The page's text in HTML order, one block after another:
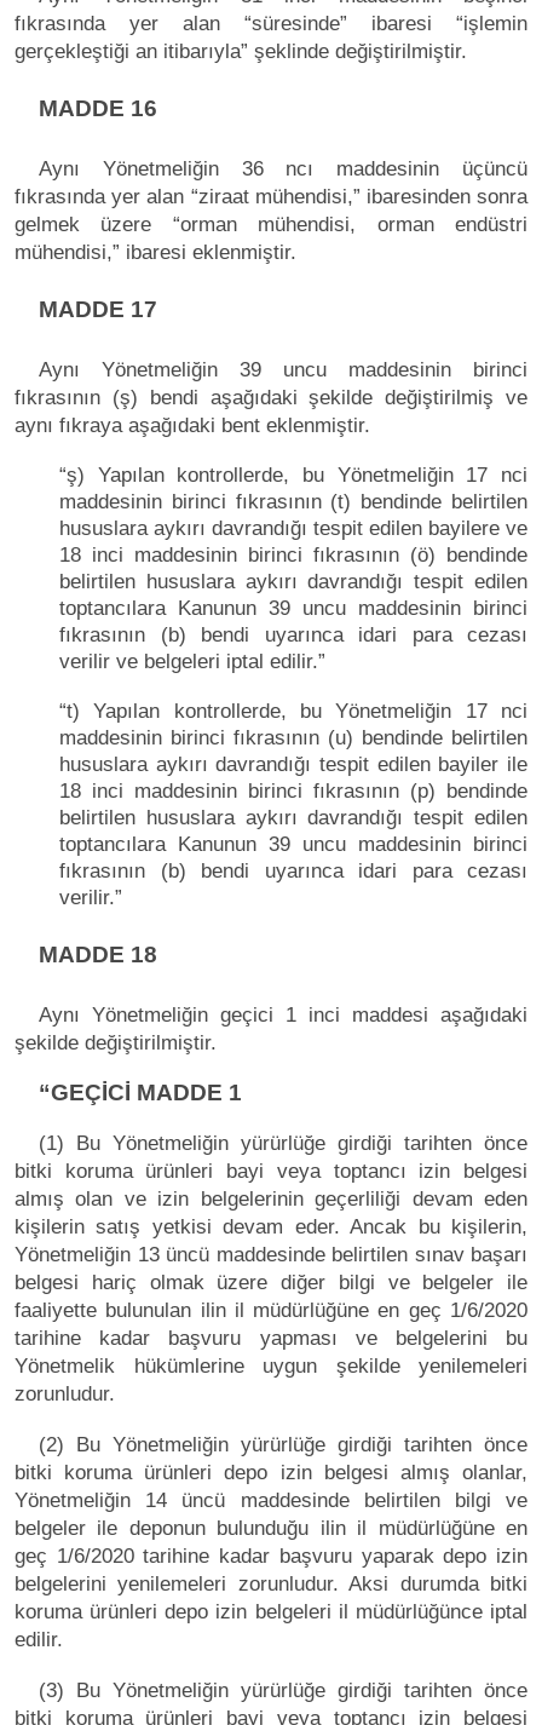
fıkrasında yer alan “süresinde” ibaresi “işlemin
gerçekleştiği an itibarıyla” şeklinde değiştirilmiştir.
MADDE 16
Aynı Yönetmeliğin 36 ncı maddesinin üçüncü
fıkrasında yer alan “ziraat mühendisi,” ibaresinden sonra
gelmek üzere “orman mühendisi, orman endüstri
mühendisi,” ibaresi eklenmiştir.
MADDE 17
Aynı Yönetmeliğin 39 uncu maddesinin birinci
fıkrasının (ş) bendi aşağıdaki şekilde değiştirilmiş ve
aynı fıkraya aşağıdaki bent eklenmiştir.
“ş) Yapılan kontrollerde, bu Yönetmeliğin 17 nci
maddesinin birinci fıkrasının (t) bendinde belirtilen
hususlara aykırı davrandığı tespit edilen bayilere ve
18 inci maddesinin birinci fıkrasının (ö) bendinde
belirtilen hususlara aykırı davrandığı tespit edilen
toptancılara Kanunun 39 uncu maddesinin birinci
fıkrasının (b) bendi uyarınca idari para cezası
verilir ve belgeleri iptal edilir.”
“t) Yapılan kontrollerde, bu Yönetmeliğin 17 nci
maddesinin birinci fıkrasının (u) bendinde belirtilen
hususlara aykırı davrandığı tespit edilen bayiler ile
18 inci maddesinin birinci fıkrasının (p) bendinde
belirtilen hususlara aykırı davrandığı tespit edilen
toptancılara Kanunun 39 uncu maddesinin birinci
fıkrasının (b) bendi uyarınca idari para cezası
verilir.”
MADDE 18
Aynı Yönetmeliğin geçici 1 inci maddesi aşağıdaki
şekilde değiştirilmiştir.
“GEÇİCİ MADDE 1
(1) Bu Yönetmeliğin yürürlüğe girdiği tarihten önce
bitki koruma ürünleri bayi veya toptancı izin belgesi
almış olan ve izin belgelerinin geçerliliği devam eden
kişilerin satış yetkisi devam eder. Ancak bu kişilerin,
Yönetmeliğin 13 üncü maddesinde belirtilen sınav başarı
belgesi hariç olmak üzere diğer bilgi ve belgeler ile
faaliyette bulunulan ilin il müdürlüğüne en geç 1/6/2020
tarihine kadar başvuru yapması ve belgelerini bu
Yönetmelik hükümlerine uygun şekilde yenilemeleri
zorunludur.
(2) Bu Yönetmeliğin yürürlüğe girdiği tarihten önce
bitki koruma ürünleri depo izin belgesi almış olanlar,
Yönetmeliğin 14 üncü maddesinde belirtilen bilgi ve
belgeler ile deponun bulunduğu ilin il müdürlüğüne en
geç 1/6/2020 tarihine kadar başvuru yaparak depo izin
belgelerini yenilemeleri zorunludur. Aksi durumda bitki
koruma ürünleri depo izin belgeleri il müdürlüğünce iptal
edilir.
(3) Bu Yönetmeliğin yürürlüğe girdiği tarihten önce
bitki koruma ürünleri bayi veya toptancı izin belgesi